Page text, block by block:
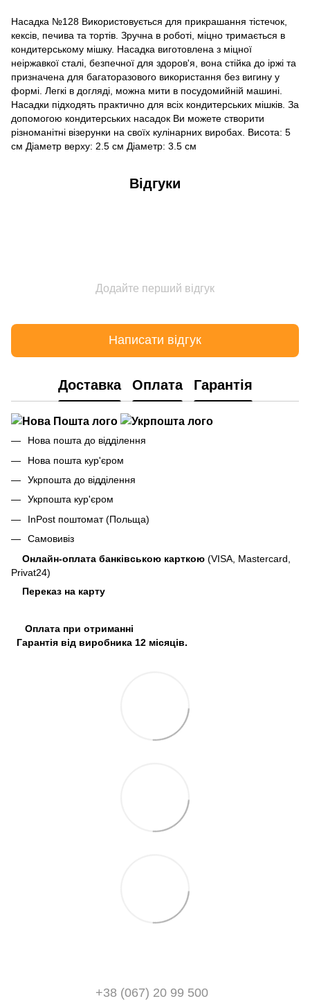
Насадка №128 Використовується для прикрашання тістечок,
кексів, печива та тортів. Зручна в роботі, міцно тримається в
кондитерському мішку. Насадка виготовлена з міцної
неіржавкої сталі, безпечної для здоров'я, вона стійка до іржі та
призначена для багаторазового використання без вигину у
формі. Легкі в догляді, можна мити в посудомийній машині.
Насадки підходять практично для всіх кондитерських мішків. За
допомогою кондитерських насадок Ви можете створити
різноманітні візерунки на своїх кулінарних виробах. Висота: 5
см Діаметр верху: 2.5 см Діаметр: 3.5 см
Відгуки
Додайте перший відгук
Написати відгук
Доставка Оплата Гарантія
Нова пошта до відділення
Нова пошта кур'єром
Укрпошта до відділення
Укрпошта кур'єром
InPost поштомат (Польща)
Самовивіз
Онлайн-оплата банківською карткою (VISA, Mastercard,
Privat24)
Переказ на карту
Оплата при отриманні
Гарантія від виробника 12 місяців.
+38 (067) 20 99 500